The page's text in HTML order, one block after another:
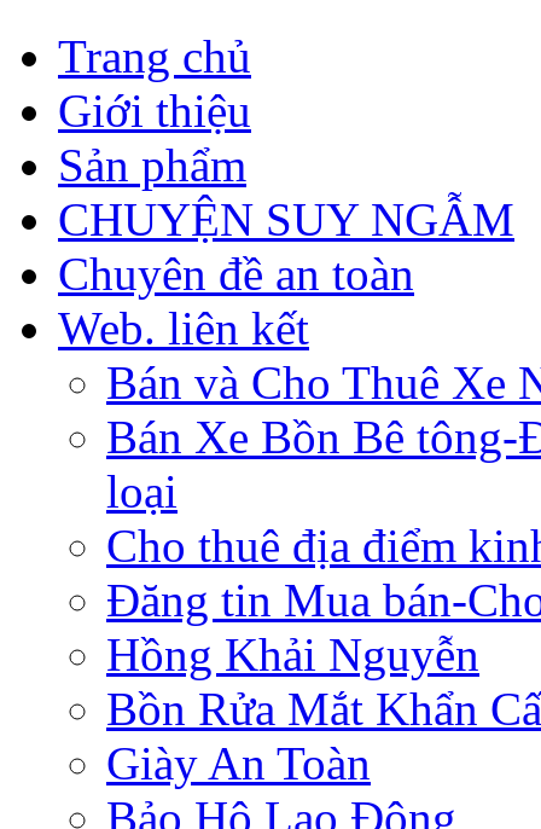
Trang chủ
Giới thiệu
Sản phẩm
CHUYỆN SUY NGẪM
Chuyên đề an toàn
Web. liên kết
Bán và Cho Thuê Xe
Bán Xe Bồn Bê tông-
loại
Cho thuê địa điểm
Đăng tin Mua bán-
Hồng Khải Nguyễn
Bồn Rửa Mắt Khẩn
Giày An Toàn
Bảo Hộ Lao Động